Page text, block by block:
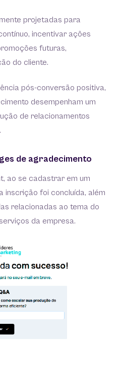
projetadas para
incentivar ações
futuras,
do cliente.
pós-conversão positiva,
desempenham um
de relacionamentos
de agradecimento
ao se cadastrar em um
inscrição foi concluída, além
relacionadas ao tema do
da empresa.